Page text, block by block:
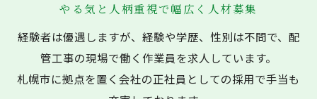
やる気と人柄重視で幅広く人材募集
経験者は優遇しますが、経験や学歴、性別は不問で、配
管工事の現場で働く作業員を求人しています。
札幌市に拠点を置く会社の正社員としての採用で手当も